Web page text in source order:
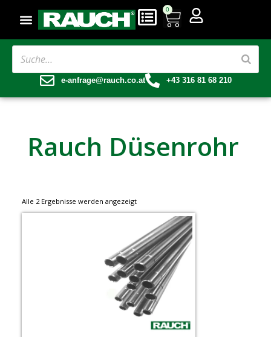
0
e-anfrage@rauch.co.at +43 316 81 68 210
Rauch Düsenrohr
Alle 2 Ergebnisse werden angezeigt